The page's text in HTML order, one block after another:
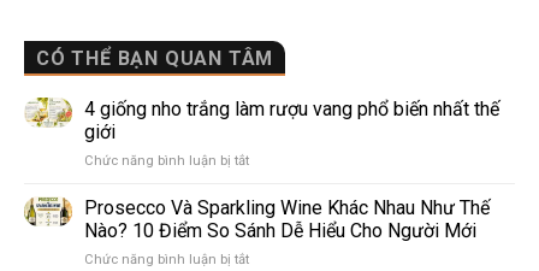
CÓ THỂ BẠN QUAN TÂM
4 giống nho trắng làm rượu vang phổ biến nhất thế
giới
Chức năng bình luận bị tắtở
giống
nho
trắng
làm
Prosecco Và Sparkling Wine Khác Nhau Như Thế
Nào? 10 Điểm So Sánh Dễ Hiểu Cho Người Mới
Chức năng bình luận bị tắtở